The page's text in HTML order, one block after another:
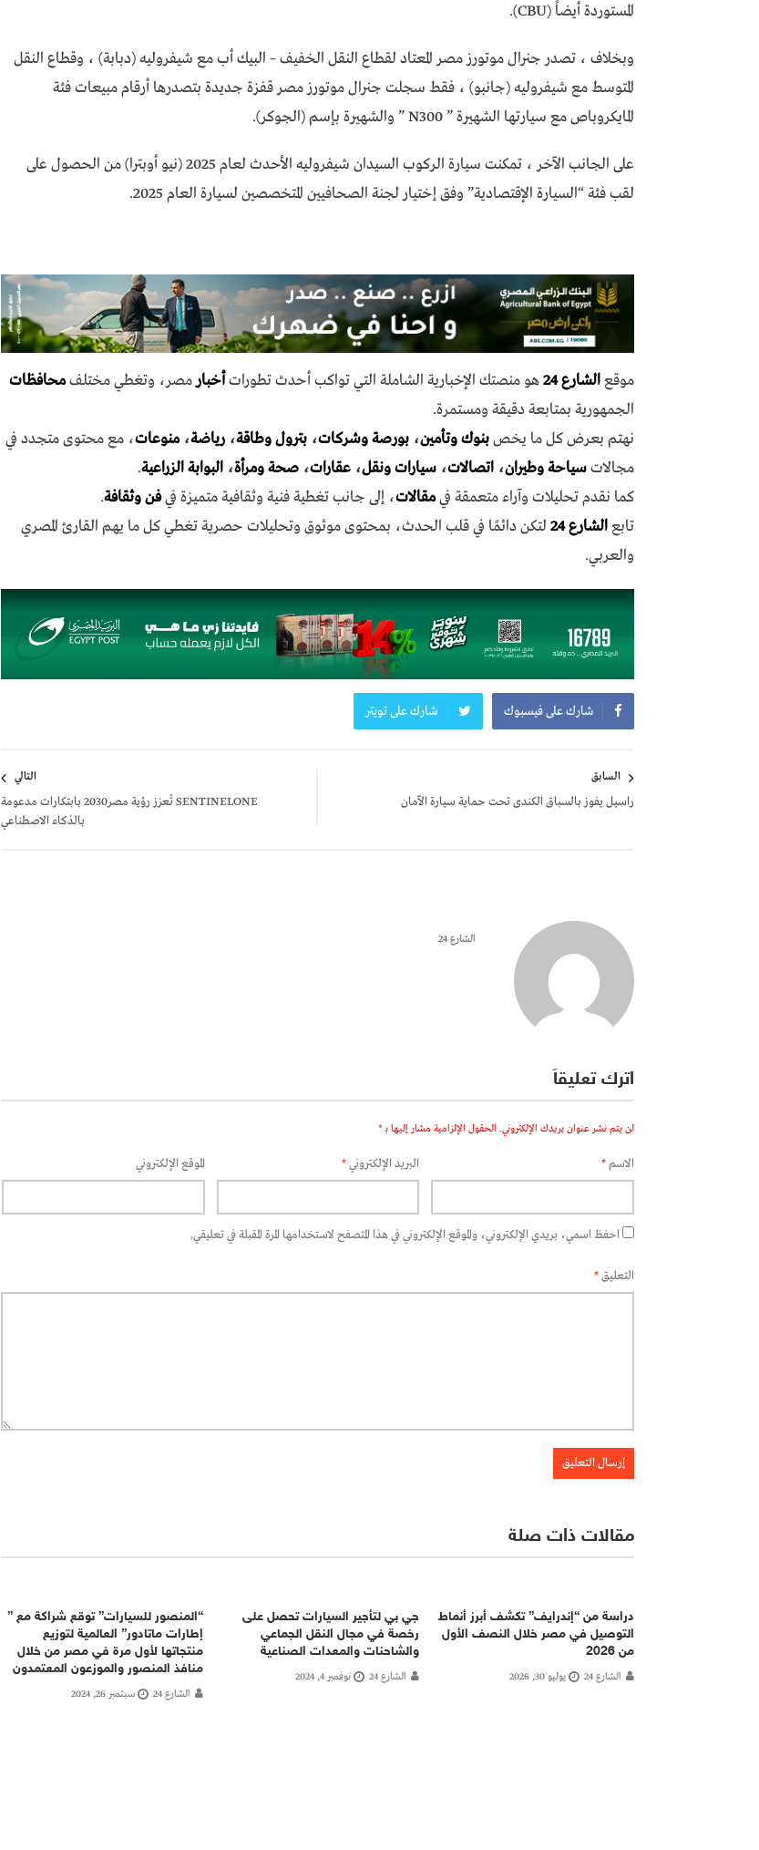
المستوردة أيضاً (CBU).
وبخلاف ، تصدر جنرال موتورز مصر المعتاد لقطاع النقل الخفيف – البيك أب مع شيفروليه (دبابة) ، وقطاع النقل
المتوسط مع شيفروليه (جانبو) ، فقط سجلت جنرال موتورز مصر قفزة جديدة بتصدرها أرقام مبيعات فئة
المايكروباص مع سيارتها الشهيرة ” N300 ” والشهيرة بإسم (الجوكر).
على الجانب الآخر ، تمكنت سيارة الركوب السيدان شيفروليه الأحدث لعام 2025 (نيو أوبترا) من الحصول على
لقب فئة “السيارة الإقتصادية” وفق إختيار لجنة الصحافيين المتخصصين لسيارة العام 2025.
موقعالشارع 24 هو منصتك الإخبارية الشاملة التي تواكب أحدث تطوراتأخبار مصر، وتغطي مختلفمحافظات
الجمهورية بمتابعة دقيقة ومستمرة.
نهتم بعرض كل ما يخصبنوك وتأمين، بورصة وشركات، بترول وطاقة، رياضة،منوعات، مع محتوى متجدد في
مجالاتسياحة وطيران، اتصالات، سيارات ونقل، عقارات، صحة ومرأة، البوابة الزراعية.
كما نقدم تحليلات وآراء متعمقة فيمقالات، إلى جانب تغطية فنية وثقافية متميزة فيفن وثقافة.
تابعالشارع 24
لتكن دائمًا في قلب الحدث، بمحتوى موثوق وتحليلات حصرية تغطي كل ما يهم القارئ المصري
والعربي.
شارك على فيسبوك شارك على تويتر
المقالات
السابق
راسيل يفوز بالسباق الكندى تحت حماية سيارة الآمان
التالي
SENTINELONE تُعزز رؤية مصر2030 بابتكارات مدعومة
بالذكاء الاصطناعي
الشارع 24
اترك تعليقاً
لن يتم نشر عنوان بريدك الإلكتروني. الحقول الإلزامية مشار إليها بـ *
الاسم* البريد الإلكتروني* الموقع الإلكتروني
احفظ اسمي، بريدي الإلكتروني، والموقع الإلكتروني في هذا المتصفح لاستخدامها المرة المقبلة في تعليقي.
التعليق*
مقالات ذات صلة
دراسة من “إندرايف” تكشف أبرز أنماط
التوصيل في مصر خلال النصف الأول
من 2026
الشارع 24 يوليو 30, 2026
جي بي لتأجير السيارات تحصل على
رخصة في مجال النقل الجماعي
والشاحنات والمعدات الصناعية
الشارع 24 نوفمبر 4, 2024
“المنصور للسيارات” توقع شراكة مع ”
إطارات ماتادور” العالمية لتوزيع
منتجاتها لأول مرة في مصر من خلال
منافذ المنصور والموزعون المعتمدون
الشارع 24 سبتمبر 26, 2024